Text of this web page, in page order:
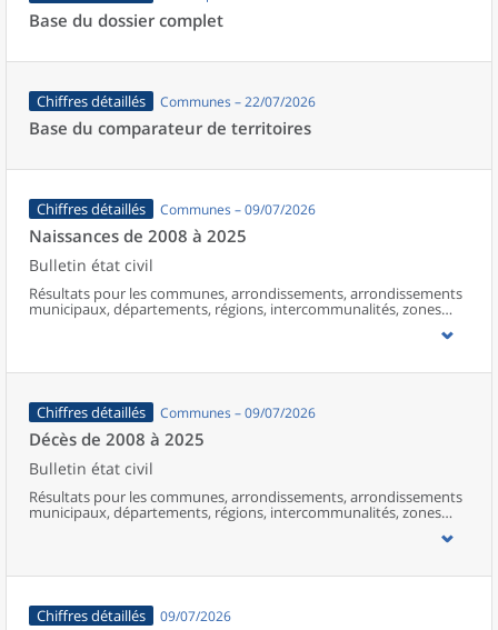
Base du dossier complet
Chiffres détaillés Communes – 22/07/2026
Base du comparateur de territoires
Chiffres détaillés Communes – 09/07/2026
Naissances de 2008 à 2025
Bulletin état civil
Résultats pour les communes, arrondissements, arrondissements
municipaux, départements, régions, intercommunalités, zones
d’emploi, bassins de vie, unités urbaines et aires d’attraction des
Chiffres détaillés Communes – 09/07/2026
Décès de 2008 à 2025
Bulletin état civil
Résultats pour les communes, arrondissements, arrondissements
municipaux, départements, régions, intercommunalités, zones
d’emploi, bassins de vie, unités urbaines et aires d’attraction des
Chiffres détaillés 09/07/2026